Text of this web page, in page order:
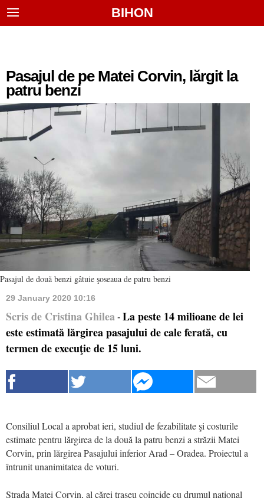
BIHON
Pasajul de pe Matei Corvin, lărgit la
patru benzi
Pasajul de două benzi gâtuie şoseaua de patru benzi
29 January 2020 10:16
Scris de Cristina Ghilea - La peste 14 milioane de lei
este estimată lărgirea pasajului de cale ferată, cu
termen de execuţie de 15 luni.
Consiliul Local a aprobat ieri, studiul de fezabilitate şi costurile
estimate pentru lărgirea de la două la patru benzi a străzii Matei
Corvin, prin lărgirea Pasajului inferior Arad – Oradea. Proiectul a
întrunit unanimitatea de voturi.
Strada Matei Corvin, al cărei traseu coincide cu drumul național